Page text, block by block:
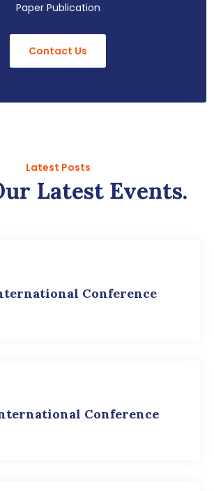
Paper Publication
Contact Us
Latest Posts
Latest Events.
Conference
Conference